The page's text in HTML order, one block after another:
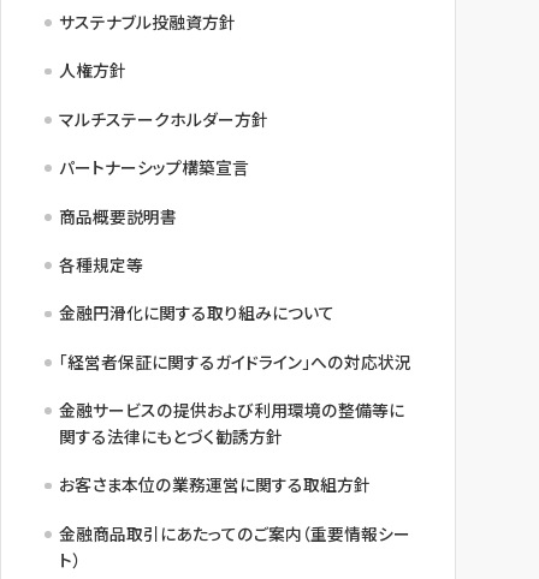
サステナブル投融資方針
人権方針
マルチステークホルダー方針
パートナーシップ構築宣言
商品概要説明書
各種規定等
金融円滑化に関する取り組みについて
「経営者保証に関するガイドライン」への対応状況
金融サービスの提供および利用環境の整備等に
関する法律にもとづく勧誘方針
お客さま本位の業務運営に関する取組方針
金融商品取引にあたってのご案内（重要情報シー
ト）